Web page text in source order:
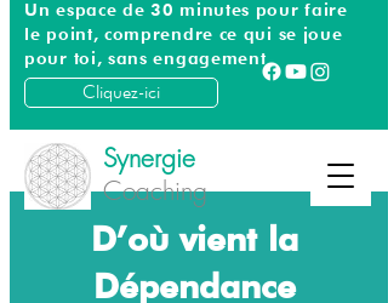
Synergie
Coaching
Un espace de 30 minutes pour faire
le point, comprendre ce qui se joue
pour toi, sans engagement
Cliquez-ici
D’où vient la
Dépendance